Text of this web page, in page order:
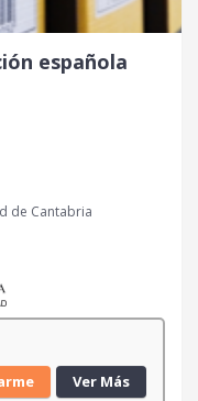
española
de Cantabria
Ver Más